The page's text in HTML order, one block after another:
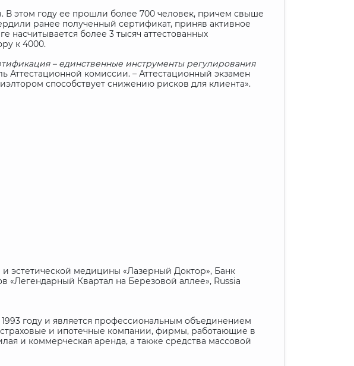
В этом году ее прошли более 700 человек, причем свыше
ранее полученный сертификат, приняв активное
более 3 тысяч аттестованных
к 4000.
– единственные инструменты регулирования
комиссии. – Аттестационный экзамен
способствует снижению рисков для клиента».
эстетической медицины «Лазерный Доктор», Банк
Квартал на Березовой аллее», Russia
1993 году и является профессиональным объединением
и ипотечные компании, фирмы, работающие в
и коммерческая аренда, а также средства массовой